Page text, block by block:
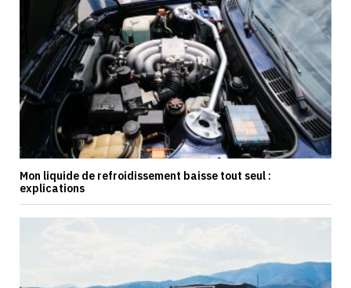
Mon liquide de refroidissement baisse tout seul :
explications